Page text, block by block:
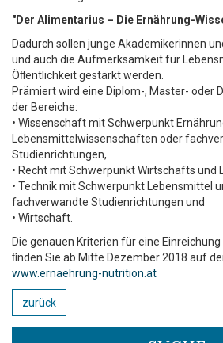
"Der Alimentarius – Die Ernährung­-
Dadurch sollen junge Akademikerinnen
und auch die Aufmerksamkeit für
Öﬀentlichkeit gestärkt werden.
Prämiert wird eine Diplom-­, Master-­ oder
der Bereiche:
• Wissenschaft mit Schwerpunkt
Lebensmittelwissenschaften oder
Studienrichtungen,
• Recht mit Schwerpunkt Wirtschafts­ und
• Technik mit Schwerpunkt Lebensmittel­
fachverwandte Studienrichtungen und
• Wirtschaft.
Die genauen Kriterien für eine
ﬁnden Sie ab Mitte Dezember 2018 auf
www.ernaehrung-nutrition.at
zurück